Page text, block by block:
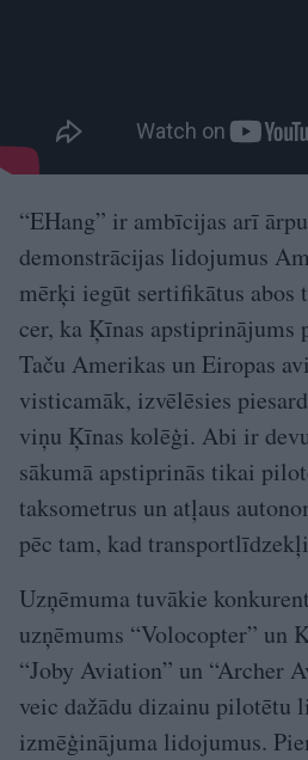
“EHang” ir ambīcijas arī
demonstrācijas lidojumus
mērķi iegūt sertifikātus abos
cer, ka Ķīnas apstiprinājums
Taču Amerikas un Eiropas
visticamāk, izvēlēsies
viņu Ķīnas kolēģi. Abi ir
sākumā apstiprinās tikai
taksometrus un atļaus
pēc tam, kad
Uzņēmuma tuvākie
uzņēmums “Volocopter” un
“Joby Aviation” un “Archer
veic dažādu dizainu pilotētu
izmēģinājuma lidojumus.